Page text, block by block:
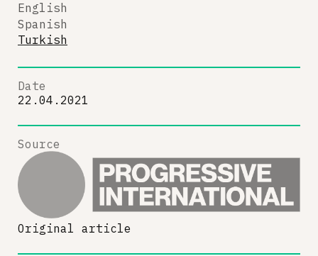
English
Spanish
Turkish
Date
22.04.2021
Source
Original article